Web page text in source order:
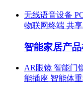
无线语音设备
物联网终端 共
智能家居产品
AR眼镜 智能门
能插座 智能体